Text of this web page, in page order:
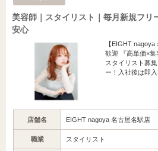
美容師｜スタイリスト｜毎月新規フリ
安心
【EIGHT
歓迎 『高単価×
スタイリスト募
ー！入社後は即
店舗名 EIGHT nagoya 名古屋名駅店
職業 スタイリスト